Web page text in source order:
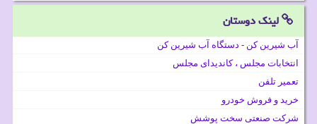
لینک دوستان
آب شیرین کن - دستگاه آب شیرین کن
انتخابات مجلس ، کاندیدای مجلس
تعمیر تلفن
خرید و فروش خودرو
شرکت صنعتی سخت پوشش